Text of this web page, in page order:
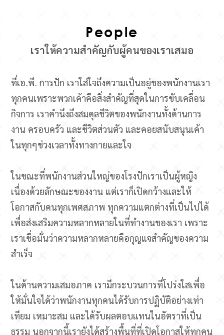
People
เราให้ความสำคัญกับผู้คนของเราเสมอ
ที่เอ.พี. การปัก เราใส่ใจถึงความเป็นอยู่ของพนักงานเรา
ทุกคนเพราะพวกเค้าคือสิ่งสำคัญที่สุดในการขับเคลื่อน
กิจการ เราคำนึงถึงสมดุลชีวิตของพนักงานทั้งด้านการ
งาน ครอบครัว และชีวิตส่วนตัว และคอยสนับสนุนเค้า
ในทุกๆช่วงเวลาทั้งทางกายและใจ​
ในขณะที่พนักงานส่วนใหญ่ของโรงปักเราเป็นผู้หญิง
เนื่องด้วยลักษณะของงาน แต่เราก็เปิดกว้างและให้
โอกาสกับคนทุกเพศสภาพ ทุกความแตกต่างที่เป็นไปได้
เพื่อส่งเสริมความหลากหลายในที่ทำงานของเรา เพราะ
เราเชื่อมั่นว่าความหลากหลายคือกุญแจสำคัญของความ
สำเร็จ​
ในด้านความเสมอภาค เรามีกระบวนการที่โปร่งใสเพื่อ
ให้มั่นใจได้ว่าพนักงานทุกคนได้รับการปฏิบัติอย่างเท่า
เทียม เหมาะสม และได้รับผลตอบแทนในอัตราที่เป็น
ธรรม นอกจากนี้เรายังได้สร้างพื้นที่ที่เปิดโอกาสให้ทุกคน